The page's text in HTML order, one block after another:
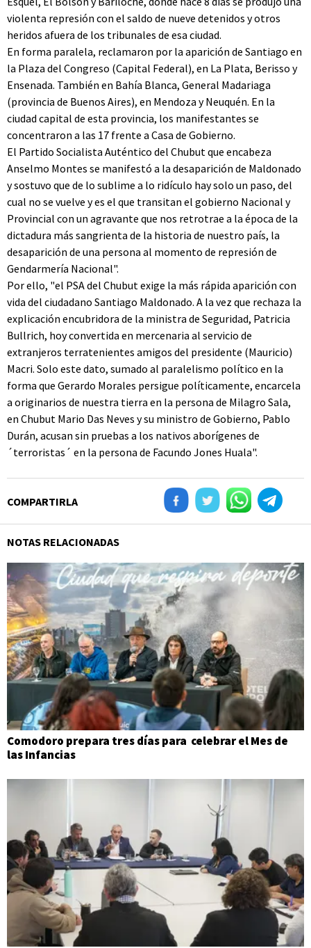
violenta represión con el saldo de nueve detenidos y otros
heridos afuera de los tribunales de esa ciudad.
En forma paralela, reclamaron por la aparición de Santiago en
la Plaza del Congreso (Capital Federal), en La Plata, Berisso y
Ensenada. También en Bahía Blanca, General Madariaga
(provincia de Buenos Aires), en Mendoza y Neuquén. En la
ciudad capital de esta provincia, los manifestantes se
concentraron a las 17 frente a Casa de Gobierno.
El Partido Socialista Auténtico del Chubut que encabeza
Anselmo Montes se manifestó a la desaparición de Maldonado
y sostuvo que de lo sublime a lo ridículo hay solo un paso, del
cual no se vuelve y es el que transitan el gobierno Nacional y
Provincial con un agravante que nos retrotrae a la época de la
dictadura más sangrienta de la historia de nuestro país, la
desaparición de una persona al momento de represión de
Gendarmería Nacional".
Por ello, "el PSA del Chubut exige la más rápida aparición con
vida del ciudadano Santiago Maldonado. A la vez que rechaza la
explicación encubridora de la ministra de Seguridad, Patricia
Bullrich, hoy convertida en mercenaria al servicio de
extranjeros terratenientes amigos del presidente (Mauricio)
Macri. Solo este dato, sumado al paralelismo político en la
forma que Gerardo Morales persigue políticamente, encarcela
a originarios de nuestra tierra en la persona de Milagro Sala,
en Chubut Mario Das Neves y su ministro de Gobierno, Pablo
Durán, acusan sin pruebas a los nativos aborígenes de
´terroristas´ en la persona de Facundo Jones Huala".
COMPARTIRLA
NOTAS RELACIONADAS
Comodoro prepara tres días para celebrar el Mes de
las Infancias